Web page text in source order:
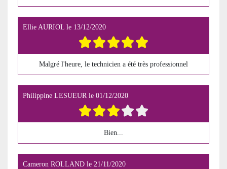
Ellie AURIOL le 13/12/2020
Malgré l'heure, le technicien a été très professionnel
Philippine LESUEUR le 01/12/2020
Bien...
Cameron ROLLAND le 21/11/2020